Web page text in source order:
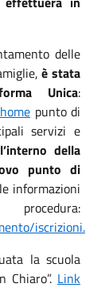
delle
è stata
Unica:
punto di
servizi e
della
punto di
informazioni
iscrizioni.
la scuola
Chiaro”. Link